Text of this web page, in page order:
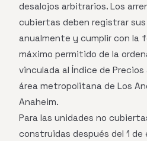
desalojos arbitrarios. Los
cubiertas deben registrar
anualmente y cumplir con la
máximo permitido de la
vinculada al Índice de Precios
área metropolitana de Los
Anaheim.
Para las unidades no
construidas después del 1 de